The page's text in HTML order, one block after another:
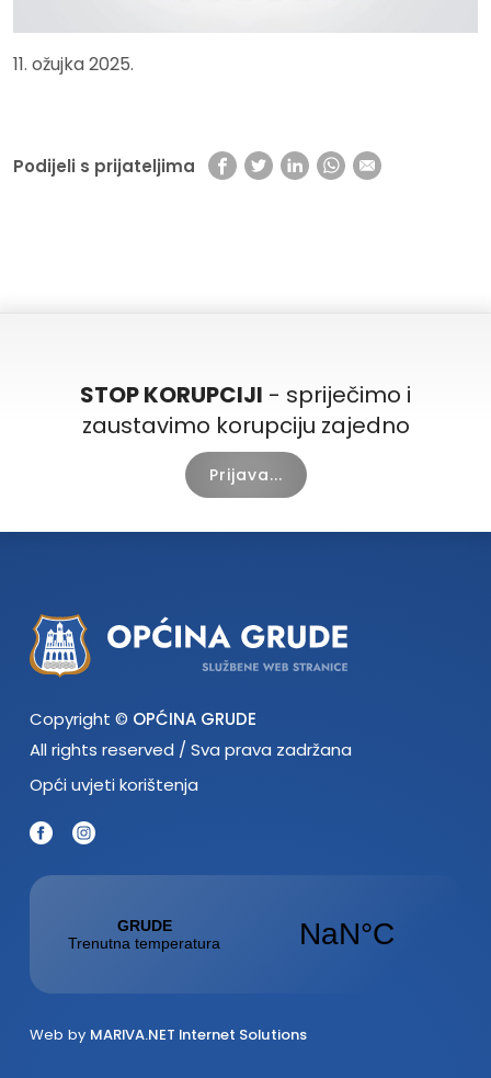
11. ožujka 2025.
Podijeli s prijateljima
STOP KORUPCIJI - spriječimo i
zaustavimo korupciju zajedno
Prijava...
Copyright © OPĆINA GRUDE
All rights reserved / Sva prava zadržana
Opći uvjeti korištenja
Web by MARIVA.NET Internet Solutions